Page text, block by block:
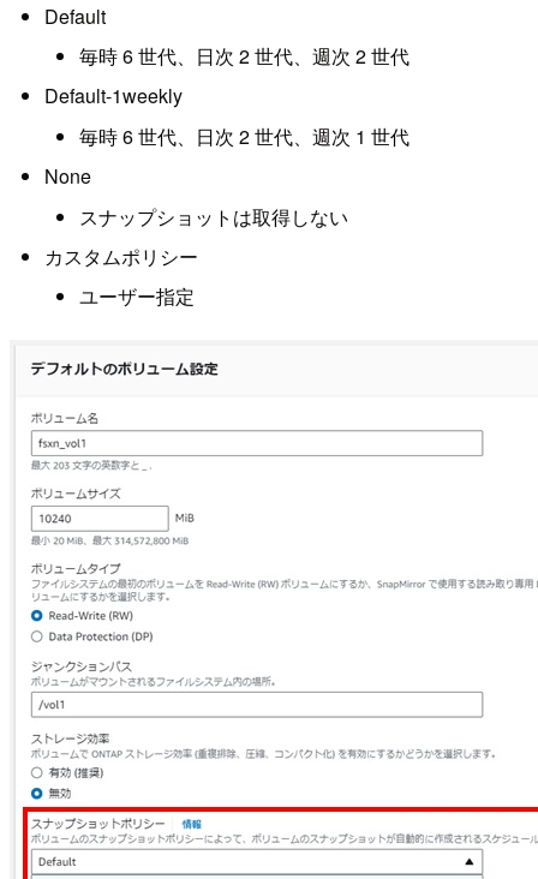
Default
毎時 6 世代、日次 2 世代、週次 2 世代
Default-1weekly
毎時 6 世代、日次 2 世代、週次 1 世代
None
スナップショットは取得しない
カスタムポリシー
ユーザー指定